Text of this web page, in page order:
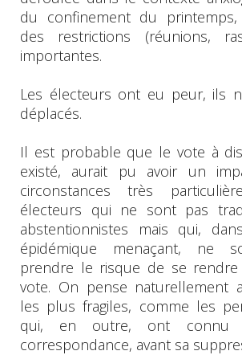
du confinement du
des restrictions (réunions,
importantes.
Les électeurs ont eu peur, ils
déplacés.
Il est probable que le vote à
existé, aurait pu avoir un
circonstances très
électeurs qui ne sont pas
abstentionnistes mais qui,
épidémique menaçant, ne
prendre le risque de se
vote. On pense naturellement
les plus fragiles, comme les
qui, en outre, ont
correspondance, avant sa